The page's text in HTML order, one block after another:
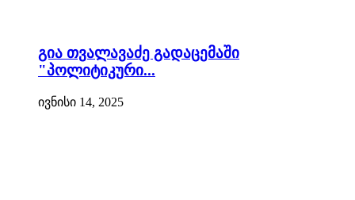
გია თვალავაძე გადაცემაში
"პოლიტიკური...
ივნისი 14, 2025